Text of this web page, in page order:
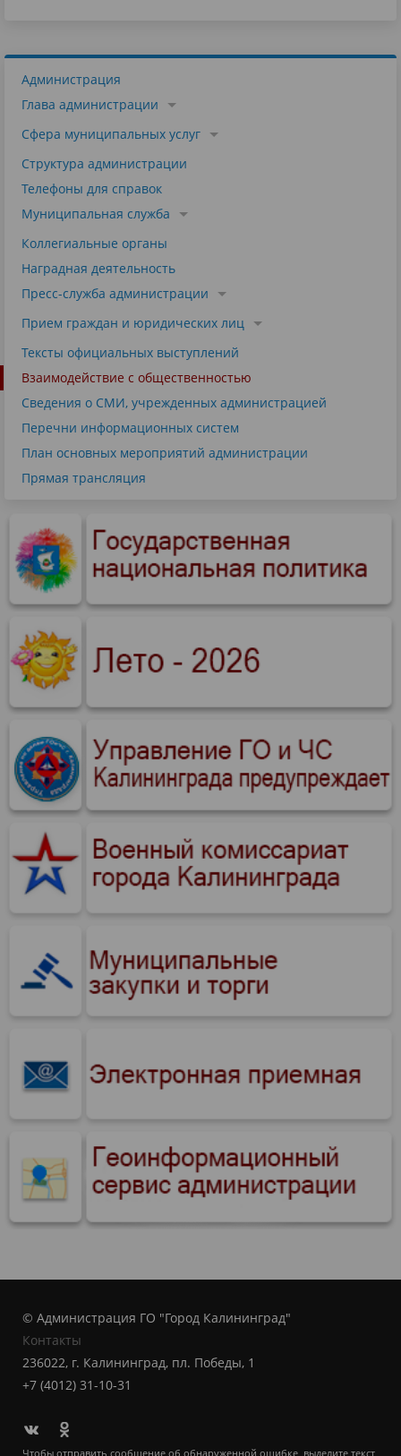
Администрация
Глава администрации
Сфера муниципальных услуг
Структура администрации
Телефоны для справок
Муниципальная служба
Коллегиальные органы
Наградная деятельность
Пресс-служба администрации
Прием граждан и юридических лиц
Тексты официальных выступлений
Взаимодействие с общественностью
Сведения о СМИ, учрежденных администрацией
Перечни информационных систем
План основных мероприятий администрации
Прямая трансляция
© Администрация ГО "Город Калининград"
Контакты
236022, г. Калининград, пл. Победы, 1
+7 (4012) 31-10-31
Чтобы отправить сообщение об обнаруженной ошибке, выделите текст